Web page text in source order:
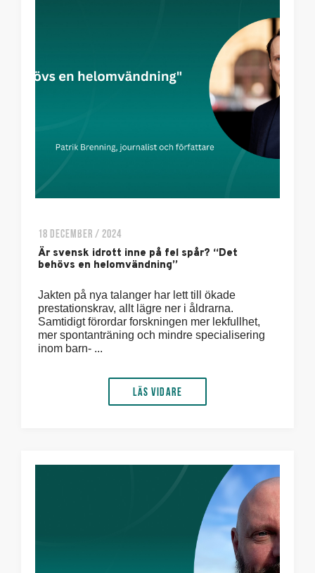
18 DECEMBER / 2024
Är svensk idrott inne på fel spår? “Det
behövs en helomvändning”
Jakten på nya talanger har lett till ökade
prestationskrav, allt lägre ner i åldrarna.
Samtidigt förordar forskningen mer lekfullhet,
mer spontanträning och mindre specialisering
inom barn- ...
Läs vidare